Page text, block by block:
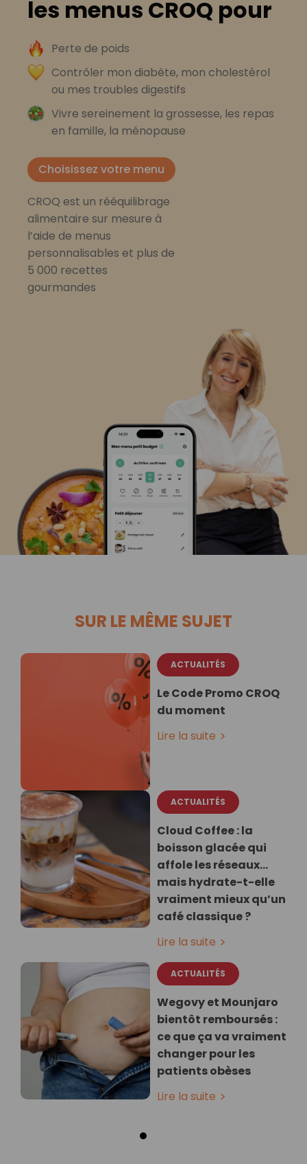
les menus CROQ pour
Perte de poids
Contrôler mon diabète, mon cholestérol
ou mes troubles digestifs
Vivre sereinement la grossesse, les repas
en famille, la ménopause
Choisissez votre menu
CROQ est un rééquilibrage
alimentaire sur mesure à
l’aide de menus
personnalisables et plus de
5 000 recettes
gourmandes
SUR LE MÊME SUJET
ACTUALITÉS
Le Code Promo CROQ
du moment
Lire la suite
ACTUALITÉS
Cloud Coffee : la
boisson glacée qui
affole les réseaux…
mais hydrate-t-elle
vraiment mieux qu’un
café classique ?
Lire la suite
ACTUALITÉS
Wegovy et Mounjaro
bientôt remboursés :
ce que ça va vraiment
changer pour les
patients obèses
Lire la suite